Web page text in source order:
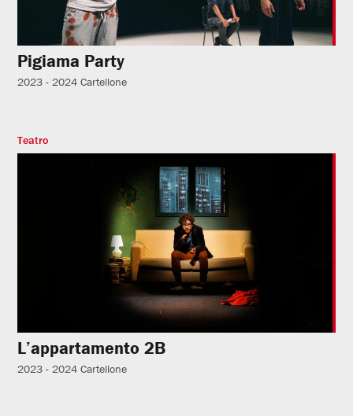
Pigiama Party
2023 - 2024 Cartellone
Teatro
L’appartamento 2B
2023 - 2024 Cartellone